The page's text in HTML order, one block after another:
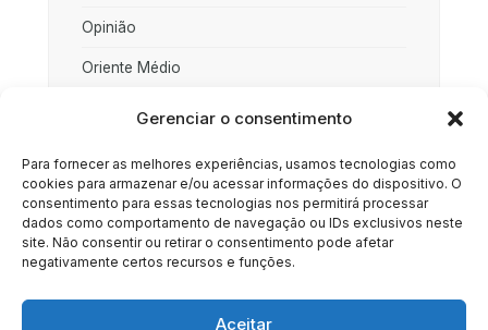
Gerenciar o consentimento
Para fornecer as melhores experiências, usamos tecnologias como
cookies para armazenar e/ou acessar informações do dispositivo. O
consentimento para essas tecnologias nos permitirá processar
dados como comportamento de navegação ou IDs exclusivos neste
site. Não consentir ou retirar o consentimento pode afetar
negativamente certos recursos e funções.
Aceitar
Opinião
Oriente Médio
Rússia
Sociedade
Uncategorized